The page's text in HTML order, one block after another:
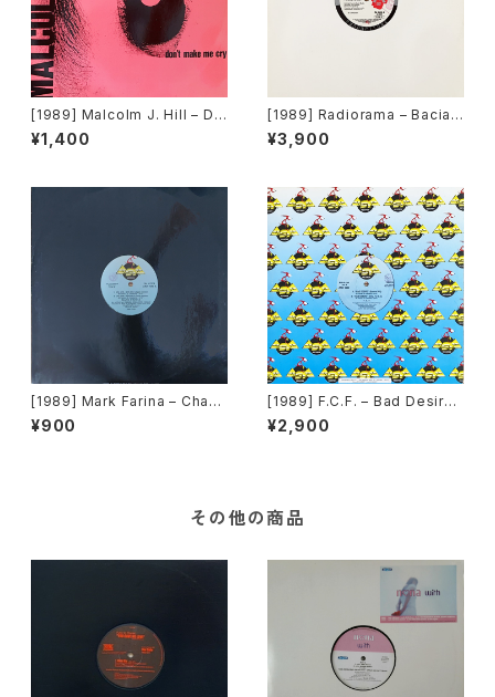
[1989] Malcolm J. Hill – Do
n't Make Me Cry [Flea Rec
ords]
¥1,400
[1989] Radiorama – Baciam
i (Kiss Me) [Radiorama Pro
ductions]
¥3,900
[1989] Mark Farina – Cha-C
ha-Cha-Cha [Asia Record
s]
¥900
[1989] F.C.F. – Bad Desire
[Asia Records]
¥2,900
その他の商品